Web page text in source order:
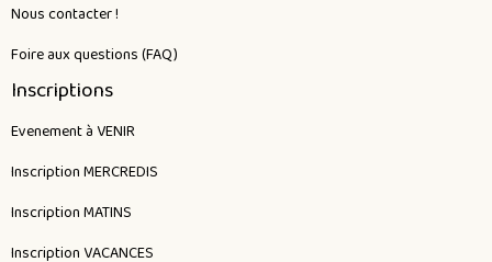
Nous contacter !
Foire aux questions (FAQ)
Inscriptions
Evenement à VENIR
Inscription MERCREDIS
Inscription MATINS
Inscription VACANCES